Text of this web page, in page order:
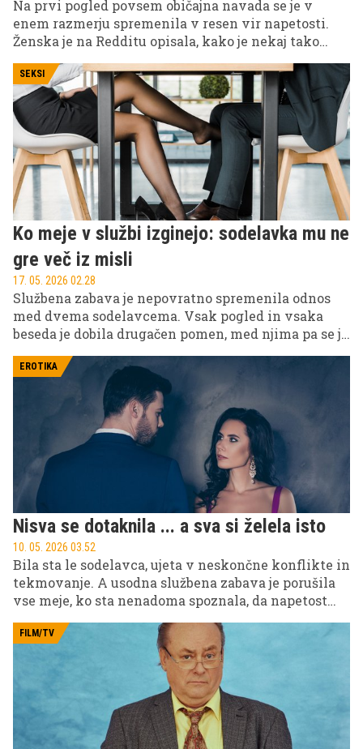
Na prvi pogled povsem običajna navada se je v
enem razmerju spremenila v resen vir napetosti.
Ženska je na Redditu opisala, kako je nekaj tako
zveze – in sprožilo burne odzive spletne skupnosti.
SEKSI
Ko meje v službi izginejo: sodelavka mu ne
gre več iz misli
17. 05. 2026 02.28
Službena zabava je nepovratno spremenila odnos
med dvema sodelavcema. Vsak pogled in vsaka
beseda je dobila drugačen pomen, med njima pa se je
glavi so bili scenariji, kjer pisarniška miza ni več
samo kos pohištva, ampak spomin na to, kaj se je
zgodilo na njej.
EROTIKA
Nisva se dotaknila ... a sva si želela isto
10. 05. 2026 03.52
Bila sta le sodelavca, ujeta v neskončne konflikte in
tekmovanje. A usodna službena zabava je porušila
vse meje, ko sta nenadoma spoznala, da napetost
globljega in neustavljivega.
FILM/TV